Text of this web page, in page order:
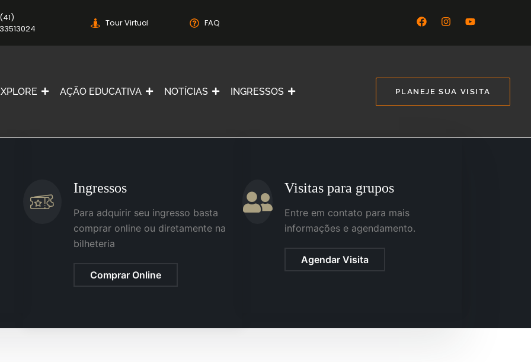
(41)
33513024
Tour Virtual FAQ
AÇÃO EDUCATIVA NOTÍCIAS INGRESSOS PLANEJE SUA VISITA
Ingressos
Para adquirir seu ingresso basta
comprar online ou diretamente na
bilheteria
Comprar Online
Visitas para grupos
Entre em contato para mais
informações e agendamento.
Agendar Visita